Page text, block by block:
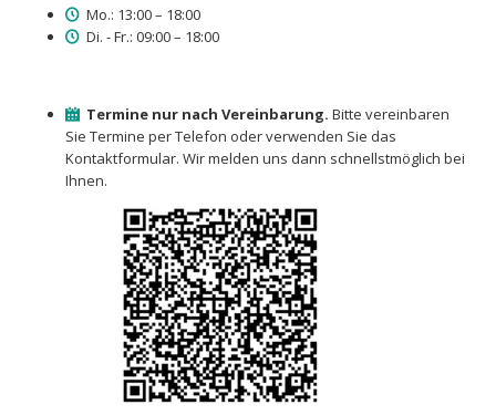
Mo.: 13:00 – 18:00
Di. - Fr.: 09:00 – 18:00
Termine nur nach Vereinbarung. Bitte vereinbaren
Sie Termine per Telefon oder verwenden Sie das
Kontaktformular. Wir melden uns dann schnellstmöglich bei
Ihnen.